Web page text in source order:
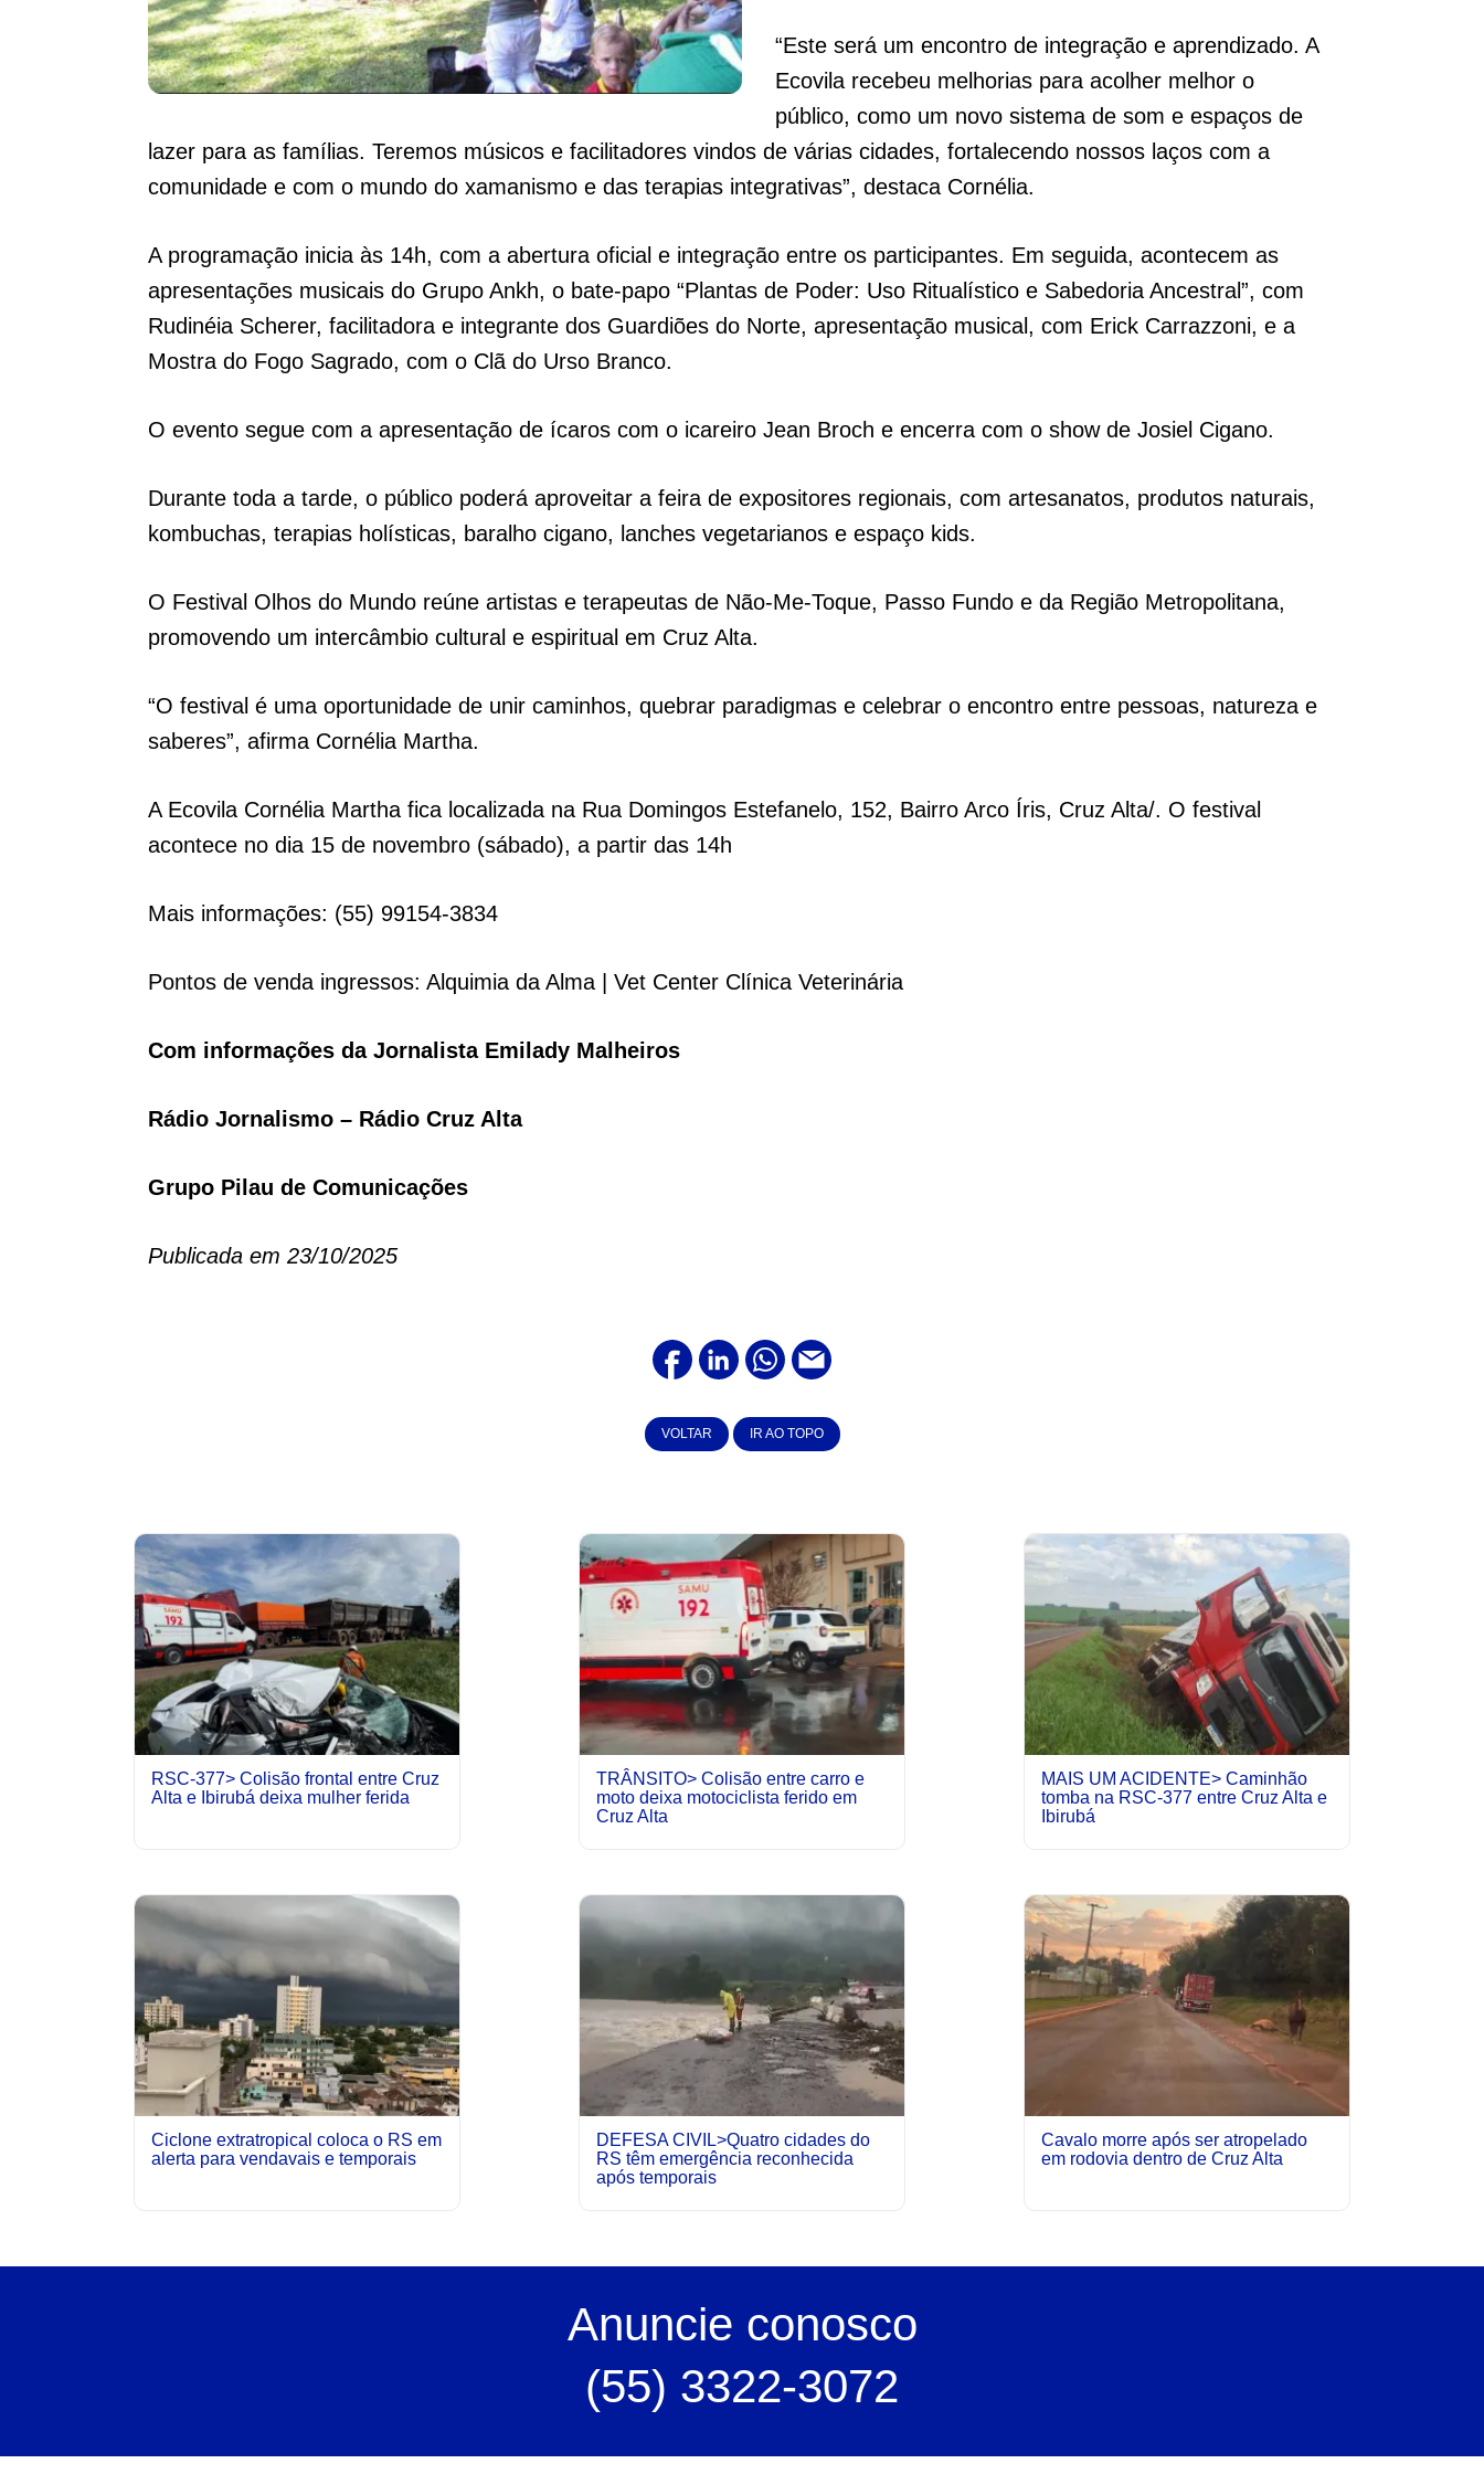
“Este será um encontro de integração e aprendizado. A
Ecovila recebeu melhorias para acolher melhor o
público, como um novo sistema de som e espaços de
lazer para as famílias. Teremos músicos e facilitadores vindos de várias cidades, fortalecendo nossos laços com a
comunidade e com o mundo do xamanismo e das terapias integrativas”, destaca Cornélia.
A programação inicia às 14h, com a abertura oficial e integração entre os participantes. Em seguida, acontecem as
apresentações musicais do Grupo Ankh, o bate-papo “Plantas de Poder: Uso Ritualístico e Sabedoria Ancestral”, com
Rudinéia Scherer, facilitadora e integrante dos Guardiões do Norte, apresentação musical, com Erick Carrazzoni, e a
Mostra do Fogo Sagrado, com o Clã do Urso Branco.
O evento segue com a apresentação de ícaros com o icareiro Jean Broch e encerra com o show de Josiel Cigano.
Durante toda a tarde, o público poderá aproveitar a feira de expositores regionais, com artesanatos, produtos naturais,
kombuchas, terapias holísticas, baralho cigano, lanches vegetarianos e espaço kids.
O Festival Olhos do Mundo reúne artistas e terapeutas de Não-Me-Toque, Passo Fundo e da Região Metropolitana,
promovendo um intercâmbio cultural e espiritual em Cruz Alta.
“O festival é uma oportunidade de unir caminhos, quebrar paradigmas e celebrar o encontro entre pessoas, natureza e
saberes”, afirma Cornélia Martha.
A Ecovila Cornélia Martha fica localizada na Rua Domingos Estefanelo, 152, Bairro Arco Íris, Cruz Alta/. O festival
acontece no dia 15 de novembro (sábado), a partir das 14h
Mais informações: (55) 99154-3834
Pontos de venda ingressos: Alquimia da Alma | Vet Center Clínica Veterinária
Com informações da Jornalista Emilady Malheiros
Rádio Jornalismo – Rádio Cruz Alta
Grupo Pilau de Comunicações
Publicada em 23/10/2025
VOLTAR IR AO TOPO
RSC-377> Colisão frontal entre Cruz
Alta e Ibirubá deixa mulher ferida
TRÂNSITO> Colisão entre carro e
moto deixa motociclista ferido em
Cruz Alta
MAIS UM ACIDENTE> Caminhão
tomba na RSC-377 entre Cruz Alta e
Ibirubá
Ciclone extratropical coloca o RS em
alerta para vendavais e temporais
DEFESA CIVIL>Quatro cidades do
RS têm emergência reconhecida
após temporais
Cavalo morre após ser atropelado
em rodovia dentro de Cruz Alta
Anuncie conosco
(55) 3322-3072